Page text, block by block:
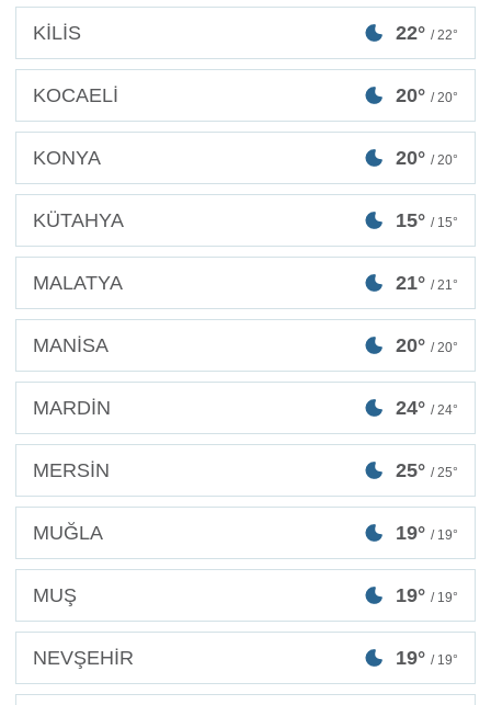
KİLİS 22° / 22°
KOCAELİ 20° / 20°
KONYA 20° / 20°
KÜTAHYA 15° / 15°
MALATYA 21° / 21°
MANİSA 20° / 20°
MARDİN 24° / 24°
MERSİN 25° / 25°
MUĞLA 19° / 19°
MUŞ 19° / 19°
NEVŞEHİR 19° / 19°